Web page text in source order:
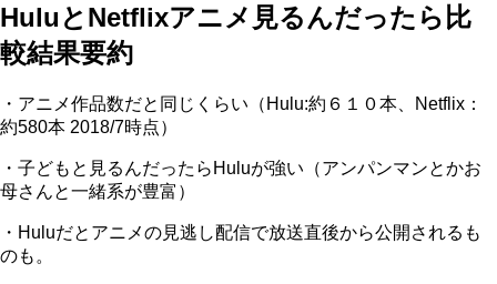
HuluとNetflixアニメ見るんだったら比
較結果要約
・アニメ作品数だと同じくらい（Hulu:約６１０本、Netflix：
約580本 2018/7時点）
・子どもと見るんだったらHuluが強い（アンパンマンとかお
母さんと一緒系が豊富）
・Huluだとアニメの見逃し配信で放送直後から公開されるも
のも。